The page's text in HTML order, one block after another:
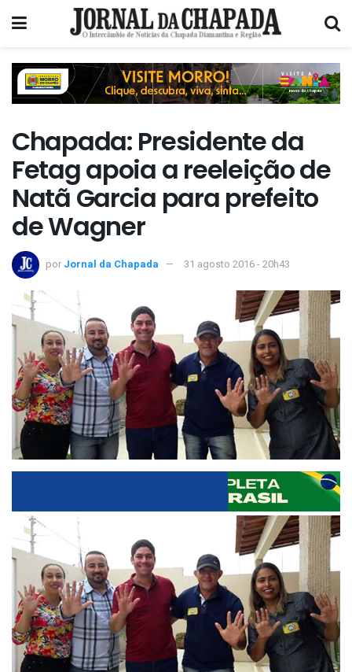
Chapada: Presidente da
Fetag apoia a reeleição de
Natã Garcia para prefeito
de Wagner
por Jornal da Chapada 31 agosto 2016 - 20h43